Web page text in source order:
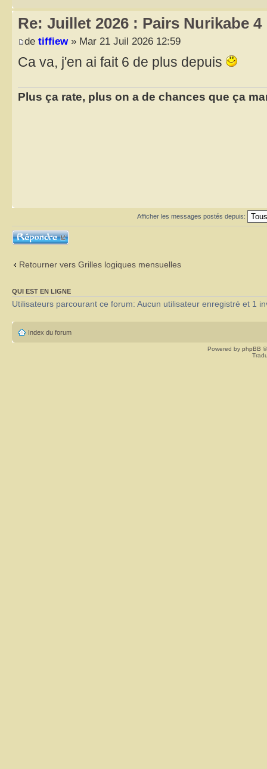
Re: Juillet 2026 : Pairs Nurikabe 4
de tiffiew» Mar 21 Juil 2026 12:59
Ca va, j'en ai fait 6 de plus depuis
Plus ça rate, plus on a de chances que ça
Afficher les messages postés depuis:
Répondre
Retourner vers Grilles logiques mensuelles
QUI EST EN LIGNE
Utilisateurs parcourant ce forum: Aucun utilisateur enregistré et 1
Index du forum
Powered by phpBB